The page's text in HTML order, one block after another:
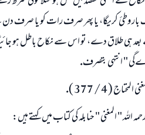
وطئ كريگا، يا پھر صرف رات كو يا صرف
ہى طلاق دے، تو اس سے نكاح باطل ہو
" انتہى بتصرف.
( 4 / 377 ).
اللہ " المغنى " حنابلہ كى كتاب ميں كہتے ہيں: